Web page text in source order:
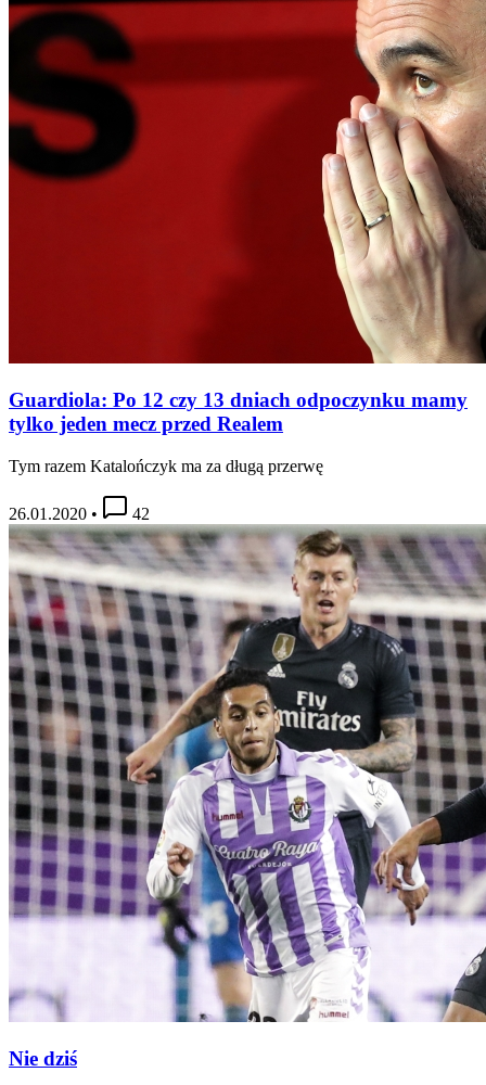
Guardiola: Po 12 czy 13 dniach odpoczynku mamy
tylko jeden mecz przed Realem
Tym razem Katalończyk ma za długą przerwę
26.01.2020 • 42
Nie dziś